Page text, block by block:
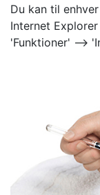
Du kan til
Internet
'Funktioner' -->